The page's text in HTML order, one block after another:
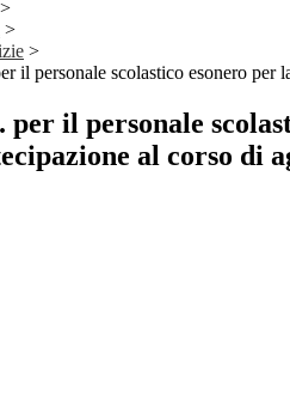
>
>
>
il personale scolastico esonero per
per il personale
al corso di